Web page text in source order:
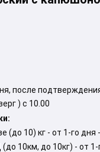
после
) с 10.00
(до 10) кг - от 1-го дня -
10км, до 10кг) - от 1-